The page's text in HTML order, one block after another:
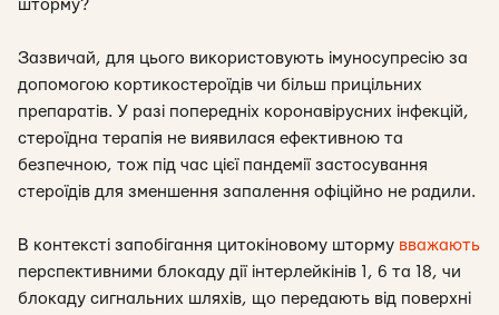
шторму?
Зазвичай, для цього використовують імуносупресію за
допомогою кортикостероїдів чи більш прицільних
препаратів. У разі попередніх коронавірусних інфекцій,
стероїдна терапія не виявилася ефективною та
безпечною, тож під час цієї пандемії застосування
стероїдів для зменшення запалення офіційно не радили.
В контексті запобігання цитокіновому шторму вважають
перспективними блокаду дії інтерлейкінів 1, 6 та 18, чи
блокаду сигнальних шляхів, що передають від поверхні